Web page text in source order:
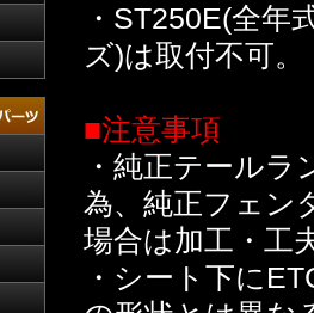
・ST250E(全
ズ)は取付不可。
■注意事項
・純正テール
為、純正フェン
場合は加工・工
・シート下に